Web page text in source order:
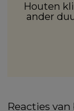
Houten
ander
Reacties van